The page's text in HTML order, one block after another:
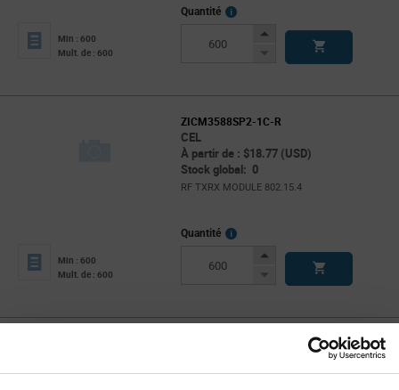
Min : 600
Mult. de : 600
Quantité
More
Increase
Decrease
ZICM3588SP2-1C-R
CEL
À partir de : $18.77 (USD)
Stock global: 0
RF TXRX MODULE 802.15.4
Min : 600
Mult. de : 600
Quantité
More
Increase
Decrease
À partir de : $4.02 (USD)